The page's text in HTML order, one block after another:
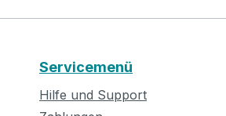
Servicemenü
Hilfe und Support